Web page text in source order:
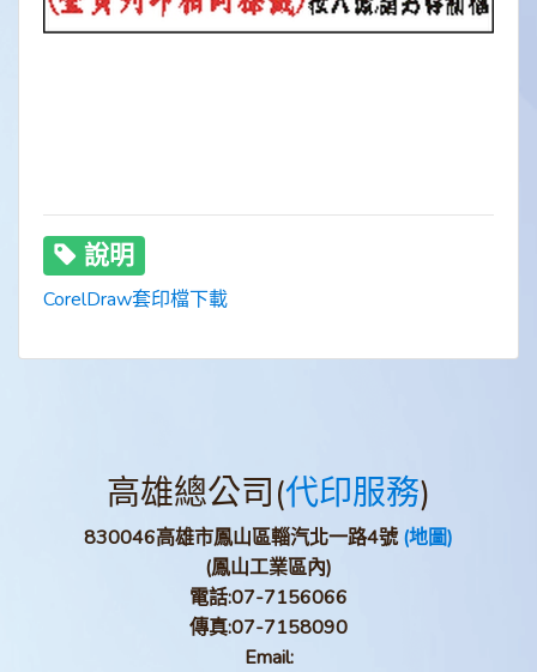
說明
CorelDraw套印檔下載
高雄總公司(代印服務)
830046高雄市鳳山區輜汽北一路4號(地圖)
(鳳山工業區內)
電話:07-7156066
傳真:07-7158090
Email: